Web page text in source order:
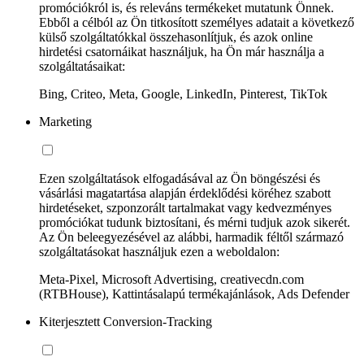
promóciókról is, és releváns termékeket mutatunk Önnek.
Ebből a célból az Ön titkosított személyes adatait a következő
külső szolgáltatókkal összehasonlítjuk, és azok online
hirdetési csatornáikat használjuk, ha Ön már használja a
szolgáltatásaikat:
Bing, Criteo, Meta, Google, LinkedIn, Pinterest, TikTok
Marketing
Ezen szolgáltatások elfogadásával az Ön böngészési és
vásárlási magatartása alapján érdeklődési köréhez szabott
hirdetéseket, szponzorált tartalmakat vagy kedvezményes
promóciókat tudunk biztosítani, és mérni tudjuk azok sikerét.
Az Ön beleegyezésével az alábbi, harmadik féltől származó
szolgáltatásokat használjuk ezen a weboldalon:
Meta-Pixel, Microsoft Advertising, creativecdn.com
(RTBHouse), Kattintásalapú termékajánlások, Ads Defender
Kiterjesztett Conversion-Tracking